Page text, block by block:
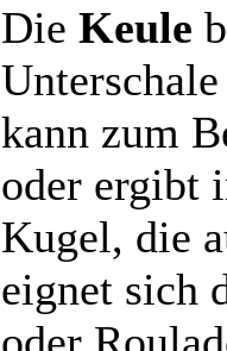
Die Keule
kann zum
oder ergibt
Kugel, die
eignet sich